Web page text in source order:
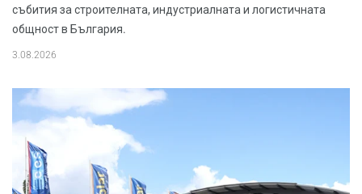
събития за строителната, индустриалната и логистичната
общност в България.
3.08.2026